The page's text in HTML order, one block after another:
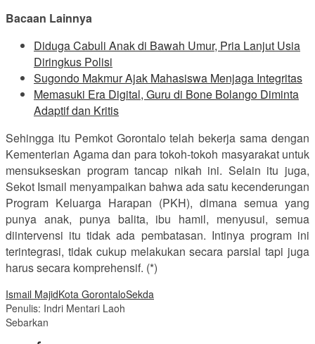
Bacaan Lainnya
Diduga Cabuli Anak di Bawah Umur, Pria Lanjut Usia
Diringkus Polisi
Sugondo Makmur Ajak Mahasiswa Menjaga Integritas
Memasuki Era Digital, Guru di Bone Bolango Diminta
Adaptif dan Kritis
Sehingga itu Pemkot Gorontalo telah bekerja sama dengan
Kementerian Agama dan para tokoh-tokoh masyarakat untuk
mensukseskan program tancap nikah ini. Selain itu juga,
Sekot Ismail menyampaikan bahwa ada satu kecenderungan
Program Keluarga Harapan (PKH), dimana semua yang
punya anak, punya balita, ibu hamil, menyusui, semua
diintervensi itu tidak ada pembatasan. Intinya program ini
terintegrasi, tidak cukup melakukan secara parsial tapi juga
harus secara komprehensif. (*)
Ismail MajidKota GorontaloSekda
Penulis: Indri Mentari Laoh
Sebarkan